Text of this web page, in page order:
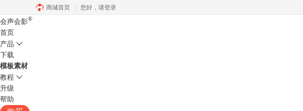
商城首页 您好， 请登录
会声会影®
首页
产品
下载
模板素材
教程
升级
帮助